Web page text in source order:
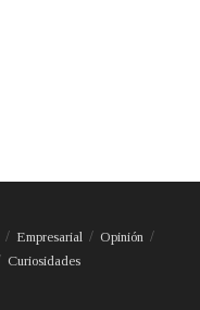
Empresarial
Opinión
Curiosidades